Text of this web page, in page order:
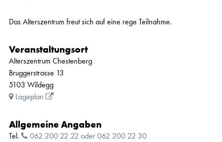
Das Alterszentrum freut sich auf eine rege Teilnahme.
Veranstaltungsort
Alterszentrum Chestenberg
Bruggerstrasse 13
5103 Wildegg
Lageplan
Allgemeine Angaben
Tel. 062 200 22 22 oder 062 200 22 30